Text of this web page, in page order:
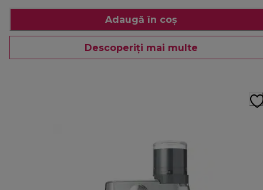
Adaugă în coș
Descoperiți mai multe